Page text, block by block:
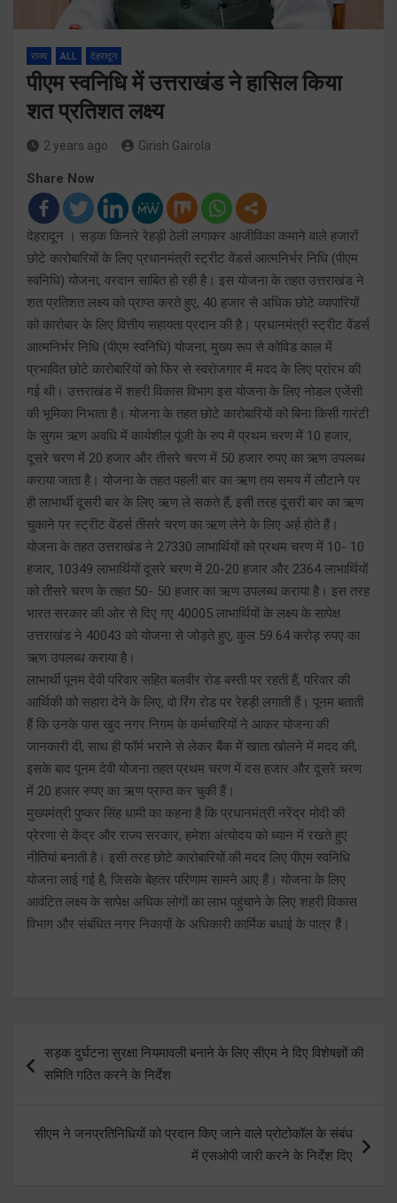
राज्य ALL देहरादून
पीएम स्वनिधि में उत्तराखंड ने हासिल किया
शत प्रतिशत लक्ष्य
2 years ago Girish Gairola
Share Now
देहरादून । सड़क किनारे रेहड़ी ठेली लगाकर आजीविका कमाने वाले हजारों
छोटे कारोबारियों के लिए प्रधानमंत्री स्ट्रीट वेंडर्स आत्मनिर्भर निधि (पीएम
स्वनिधि) योजना, वरदान साबित हो रही है। इस योजना के तहत उत्तराखंड ने
शत प्रतिशत लक्ष्य को प्राप्त करते हुए, 40 हजार से अधिक छोटे व्यापारियों
को कारोबार के लिए वित्तीय सहायता प्रदान की है। प्रधानमंत्री स्ट्रीट वेंडर्स
आत्मनिर्भर निधि (पीएम स्वनिधि) योजना, मुख्य रूप से कोविड काल में
प्रभावित छोटे कारोबारियों को फिर से स्वरोजगार में मदद के लिए प्रांरभ की
गई थी। उत्तराखंड में शहरी विकास विभाग इस योजना के लिए नोडल एजेंसी
की भूमिका निभाता है। योजना के तहत छोटे कारोबारियों को बिना किसी गारंटी
के सुगम ऋण अवधि में कार्यशील पूंजी के रुप में प्रथम चरण में 10 हजार,
दूसरे चरण में 20 हजार और तीसरे चरण में 50 हजार रुपए का ऋण उपलब्ध
कराया जाता है। योजना के तहत पहली बार का ऋण तय समय में लौटाने पर
ही लाभार्थी दूसरी बार के लिए ऋण ले सकते हैं, इसी तरह दूसरी बार का ऋण
चुकाने पर स्ट्रीट वेंडर्स तीसरे चरण का ऋण लेने के लिए अर्ह होते हैं।
योजना के तहत उत्तराखंड ने 27330 लाभार्थियों को प्रथम चरण में 10- 10
हजार, 10349 लाभार्थियों दूसरे चरण में 20-20 हजार और 2364 लाभार्थियों
को तीसरे चरण के तहत 50- 50 हजार का ऋण उपलब्ध कराया है। इस तरह
भारत सरकार की ओर से दिए गए 40005 लाभार्थियों के लक्ष्य के सापेक्ष
उत्तराखंड ने 40043 को योजना से जोड़ते हुए, कुल 59.64 करोड़ रुपए का
ऋण उपलब्ध कराया है।
लाभार्थी पूनम देवी परिवार सहित बलवीर रोड बस्ती पर रहती हैं, परिवार की
आर्थिकी को सहारा देने के लिए, वो रिंग रोड पर रेहड़ी लगाती हैं। पूनम बताती
हैं कि उनके पास खुद नगर निगम के कर्मचारियों ने आकर योजना की
जानकारी दी, साथ ही फॉर्म भराने से लेकर बैंक में खाता खोलने में मदद की,
इसके बाद पूनम देवी योजना तहत प्रथम चरण में दस हजार और दूसरे चरण
में 20 हजार रुपए का ऋण प्राप्त कर चुकी हैं।
मुख्यमंत्री पुष्कर सिंह धामी का कहना है कि प्रधानमंत्री नरेंद्र मोदी की
प्रेरणा से केंद्र और राज्य सरकार, हमेशा अंत्योदय को ध्यान में रखते हुए
नीतियां बनाती है। इसी तरह छोटे कारोबारियों की मदद लिए पीएम स्वनिधि
योजना लाई गई है, जिसके बेहतर परिणाम सामने आए हैं। योजना के लिए
आवंटित लक्ष्य के सापेक्ष अधिक लोगों का लाभ पहुंचाने के लिए शहरी विकास
विभाग और संबंधित नगर निकायों के अधिकारी कार्मिक बधाई के पात्र हैं।
navigation
सड़क दुर्घटना सुरक्षा नियमावली बनाने के लिए सीएम ने दिए विशेषज्ञों की
समिति गठित करने के निर्देश
सीएम ने जनप्रतिनिधियों को प्रदान किए जाने वाले प्रोटोकॉल के संबंध
में एसओपी जारी करने के निर्देश दिए